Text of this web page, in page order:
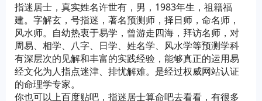
指迷居士，真实姓名许世有，男，1983年生，祖籍福
建。字解玄，号指迷，著名预测师，择日师，命名师，
风水师。自幼热衷于易学，曾游走四海，拜访名师，对
周易、相学、八字、日学、姓名学、风水学等预测学科
有深层次的见解和丰富的实践经验，能够真正的运用易
经文化为人指点迷津、排忧解难。是经过权威网站认证
的命理学专家。
你也可以上百度贴吧，指迷居士算命吧去看看，有很多